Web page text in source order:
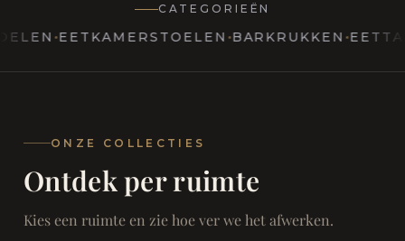
Modern
Marcottestyle Living
CATEGORIEËN
EETKAMERSTOELEN BARKRUKKEN EETTAFELS
ONZE COLLECTIES
Ontdek per ruimte
Kies een ruimte en zie hoe ver we het afwerken.
SAMEN ONTSPANNEN
Woonkamer
Eetkamer
RUST EN RETRAITE